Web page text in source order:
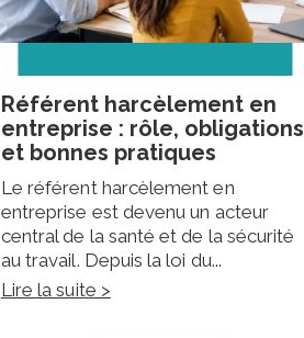
Référent harcèlement en
entreprise : rôle, obligations
et bonnes pratiques
Le référent harcèlement en
entreprise est devenu un acteur
central de la santé et de la sécurité
au travail. Depuis la loi du...
Lire la suite >